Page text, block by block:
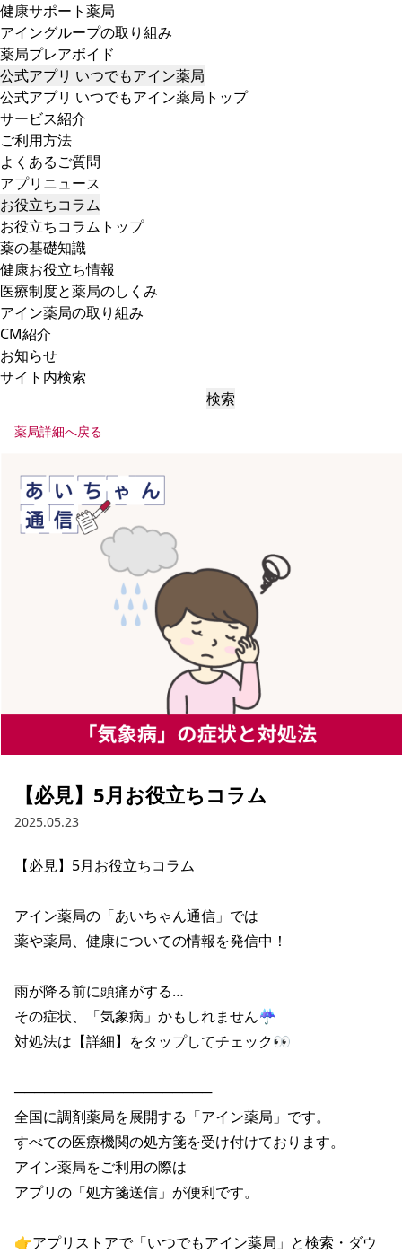
健康サポート薬局
アイングループの取り組み
薬局プレアボイド
公式アプリ いつでもアイン薬局
公式アプリ いつでもアイン薬局トップ
サービス紹介
ご利用方法
よくあるご質問
アプリニュース
お役立ちコラム
お役立ちコラムトップ
薬の基礎知識
健康お役立ち情報
医療制度と薬局のしくみ
アイン薬局の取り組み
CM紹介
お知らせ
サイト内検索
検索
薬局詳細へ戻る
【必見】5月お役立ちコラム
2025.05.23
【必見】5月お役立ちコラム
アイン薬局の「あいちゃん通信」では
薬や薬局、健康についての情報を発信中！
雨が降る前に頭痛がする…
その症状、「気象病」かもしれません☔
対処法は【詳細】をタップしてチェック👀
────────────────────
全国に調剤薬局を展開する「アイン薬局」です。
すべての医療機関の処方箋を受け付けております。
アイン薬局をご利用の際は
アプリの「処方箋送信」が便利です。
👉アプリストアで「いつでもアイン薬局」と検索・ダウ